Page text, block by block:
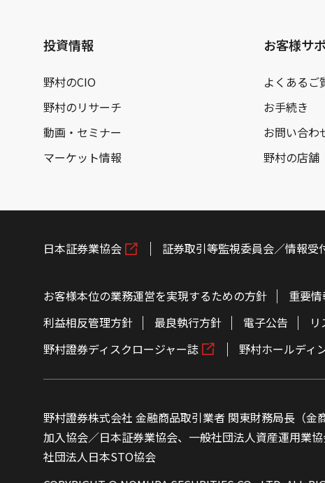
投資情報
野村のCIO
野村のリサーチ
動画・セミナー
マーケット情報
お客様サ
よくあるご
お手続き
お問い合わ
野村の店舗
日本証券業協会 証券取引等監視委員会／情報受
お客様本位の業務運営を実現するための方針 重要情
利益相反管理方針
最良執行方針 電子公告
野村證券ディスクロージャー誌
野村ホールディ
野村證券株式会社 金融商品取引業者 関東財務局長（金
加入協会／日本証券業協会、一般社団法人資産運用業
社団法人日本STO協会